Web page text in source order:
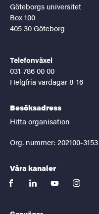
Göteborgs universitet
Box 100
405 30 Göteborg
Telefonväxel
031-786 00 00
Helgfria vardagar 8-16
Besöksadress
Hitta organisation
Org. nummer: 202100-3153
Våra kanaler
facebooklinkedinyoutubeinstagram